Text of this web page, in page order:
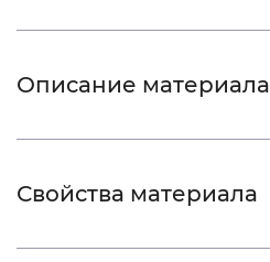
Описание материала
Свойства материала